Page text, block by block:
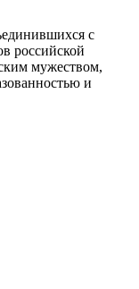
с
российской
мужеством,
и